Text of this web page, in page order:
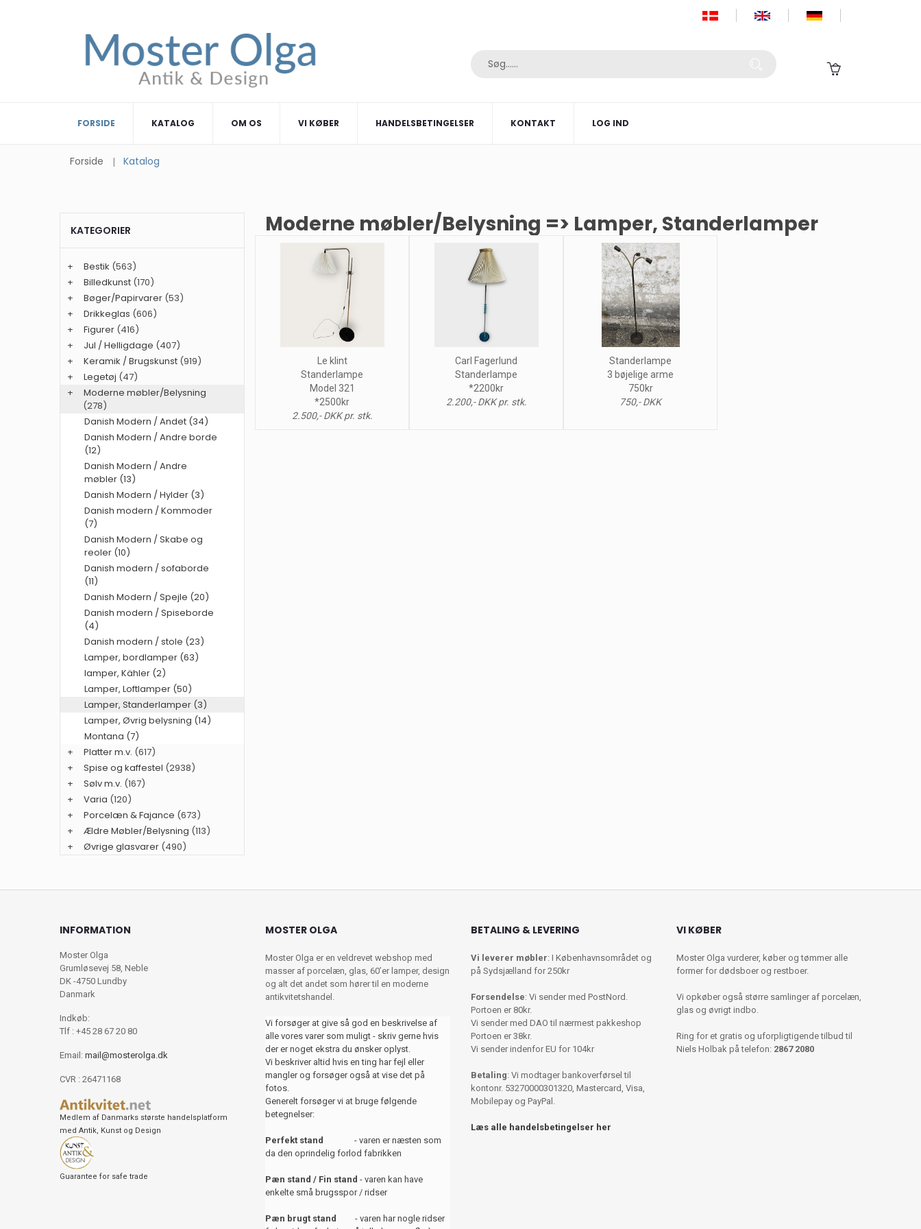
FORSIDE KATALOG OM OS VI KØBER HANDELSBETINGELSER KONTAKT LOG IND
Forside Katalog
Moderne møbler/Belysning => Lamper, Standerlamper
Le klint
Standerlampe
Model 321
*2500kr
2.500,- DKK pr. stk.
Carl Fagerlund
Standerlampe
*2200kr
2.200,- DKK pr. stk.
Standerlampe
3 bøjelige arme
750kr
750,- DKK
KATEGORIER
+ Bestik (563)
+
Billedkunst (170)
+
Bøger/Papirvarer (53)
+
Drikkeglas (606)
+
Figurer (416)
+
Jul / Helligdage (407)
+
Keramik / Brugskunst (919)
+
Legetøj (47)
+
Moderne møbler/Belysning
(278)
Danish Modern / Andet (34)
Danish Modern / Andre borde
(12)
Danish Modern / Andre
møbler (13)
Danish Modern / Hylder (3)
Danish modern / Kommoder
(7)
Danish Modern / Skabe og
reoler (10)
Danish modern / sofaborde
(11)
Danish Modern / Spejle (20)
Danish modern / Spiseborde
(4)
Danish modern / stole (23)
Lamper, bordlamper (63)
lamper, Kähler (2)
Lamper, Loftlamper (50)
Lamper, Standerlamper (3)
Lamper, Øvrig belysning (14)
Montana (7)
+
Platter m.v. (617)
+
Spise og kaffestel (2938)
+
Sølv m.v. (167)
+
Varia (120)
+
Porcelæn & Fajance (673)
+
Ældre Møbler/Belysning (113)
+
Øvrige glasvarer (490)
INFORMATION
Moster Olga
Grumløsevej 58, Neble
DK -4750 Lundby
Danmark
Indkøb:
Tlf : +45 28 67 20 80
Email: mail@mosterolga.dk
CVR : 26471168
Medlem af Danmarks største handelsplatform
med Antik, Kunst og Design
Guarantee for safe trade
MOSTER OLGA
Moster Olga er en veldrevet webshop med
masser af porcelæn, glas, 60’er lamper, design
og alt det andet som hører til en moderne
antikvitetshandel.
Vi forsøger at give så god en beskrivelse af
alle vores varer som muligt - skriv gerne hvis
der er noget ekstra du ønsker oplyst.
Vi beskriver altid hvis en ting har fejl eller
mangler og forsøger også at vise det på
fotos.
Generelt forsøger vi at bruge følgende
betegnelser:
Perfekt stand
- varen er næsten som
da den oprindelig forlod fabrikken
Pæn stand / Fin stand - varen kan have
enkelte små brugsspor / ridser
Pæn brugt stand
- varen har nogle ridser
BETALING & LEVERING
Vi leverer møbler: I Københavnsområdet og
på Sydsjælland for 250kr
Forsendelse: Vi sender med PostNord.
Portoen er 80kr.
Vi sender med DAO til nærmest pakkeshop
Portoen er 38kr.
Vi sender indenfor EU for 104kr
Betaling: Vi modtager bankoverførsel til
kontonr. 53270000301320, Mastercard, Visa,
Mobilepay og PayPal.
Læs alle handelsbetingelser her
VI KØBER
Moster Olga vurderer, køber og tømmer alle
former for dødsboer og restboer.
Vi opkøber også større samlinger af porcelæn,
glas og øvrigt indbo.
Ring for et gratis og uforpligtigende tilbud til
Niels Holbak på telefon: 2867 2080